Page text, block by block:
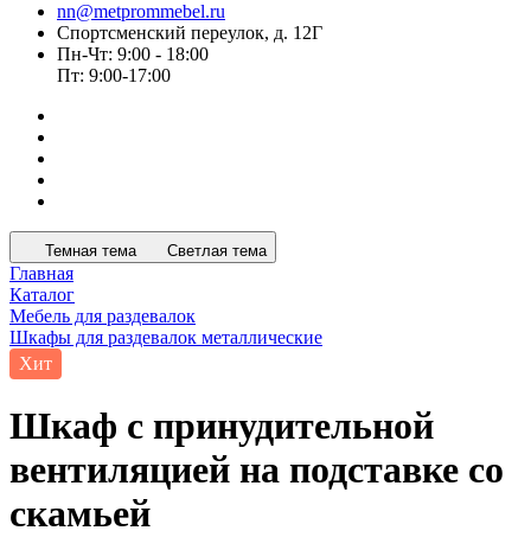
nn@metprommebel.ru
Спортсменский переулок, д. 12Г
Пн-Чт: 9:00 - 18:00
Пт: 9:00-17:00
Темная тема Светлая тема
Главная
Каталог
Мебель для раздевалок
Шкафы для раздевалок металлические
Хит
Шкаф с принудительной
вентиляцией на подставке со
скамьей